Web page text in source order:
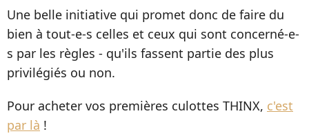
Une belle initiative qui promet donc de faire du
bien à tout-e-s celles et ceux qui sont concerné-e-
s par les règles - qu'ils fassent partie des plus
privilégiés ou non.
Pour acheter vos premières culottes THINX, c'est
par là !